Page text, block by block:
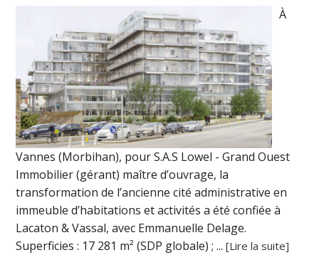
À
Vannes (Morbihan), pour S.A.S Lowel - Grand Ouest
Immobilier (gérant) maître d’ouvrage, la
transformation de l’ancienne cité administrative en
immeuble d’habitations et activités a été confiée à
Lacaton & Vassal, avec Emmanuelle Delage.
Superficies : 17 281 m² (SDP globale) ; ...[Lire la suite]